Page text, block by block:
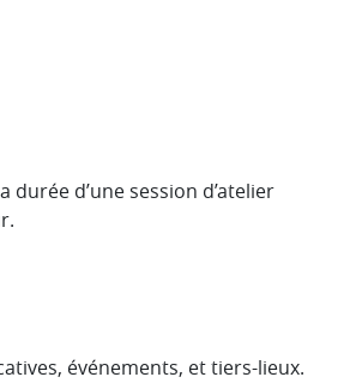
d’une session d’atelier
événements, et tiers-lieux.